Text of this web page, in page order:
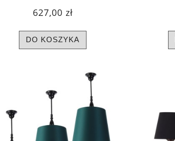
627,00 zł
DO KOSZYKA